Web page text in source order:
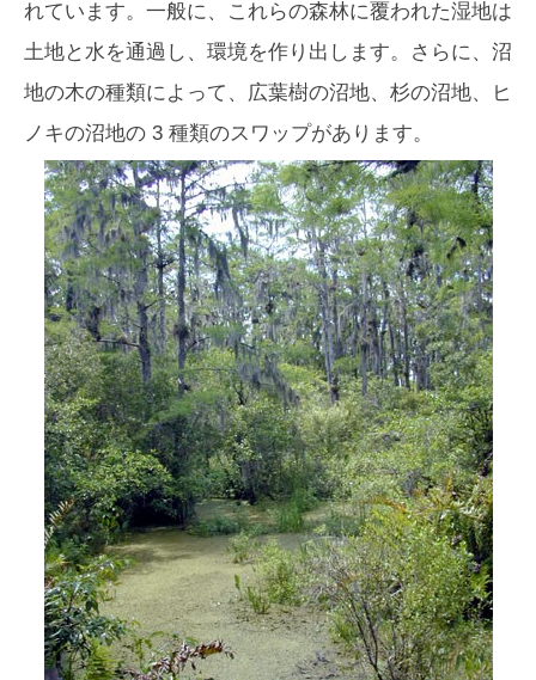
れています。一般に、これらの森林に覆われた湿地は
土地と水を通過し、環境を作り出します。さらに、沼
地の木の種類によって、広葉樹の沼地、杉の沼地、ヒ
ノキの沼地の 3 種類のスワップがあります。